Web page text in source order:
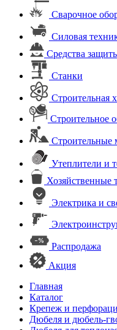
Сварочное
Силовая
Средства
Станки
Строительная
Строительное
Строительные
Утеплители и
Хозяйственные
Электрика и
Распродажа
Акция
Главная
Каталог
Крепеж и
Дюбеля и дюбель-